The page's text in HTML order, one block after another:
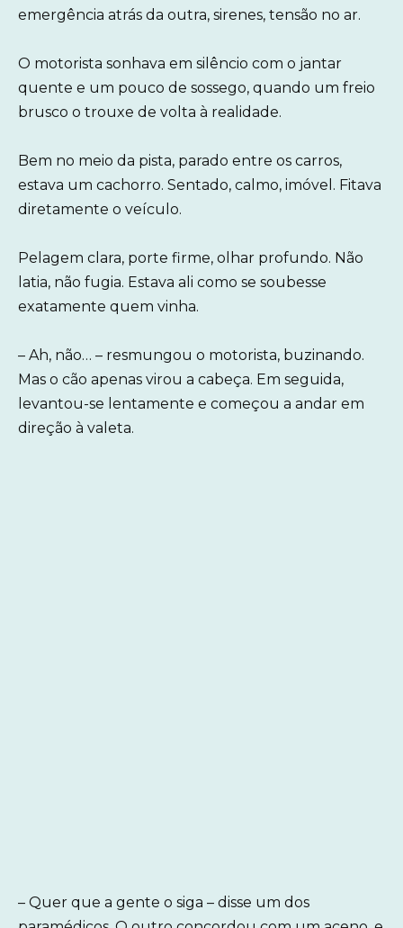
emergência atrás da outra, sirenes, tensão no ar.
O motorista sonhava em silêncio com o jantar
quente e um pouco de sossego, quando um freio
brusco o trouxe de volta à realidade.
Bem no meio da pista, parado entre os carros,
estava um cachorro. Sentado, calmo, imóvel. Fitava
diretamente o veículo.
Pelagem clara, porte firme, olhar profundo. Não
latia, não fugia. Estava ali como se soubesse
exatamente quem vinha.
– Ah, não… – resmungou o motorista, buzinando.
Mas o cão apenas virou a cabeça. Em seguida,
levantou-se lentamente e começou a andar em
direção à valeta.
– Quer que a gente o siga – disse um dos